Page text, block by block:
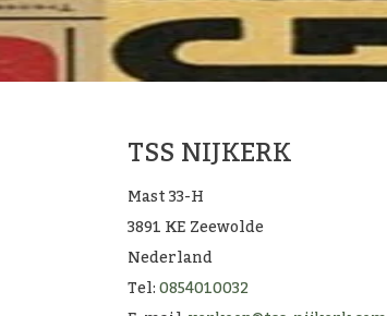
TSS NIJKERK
Mast 33-H
3891 KE Zeewolde
Nederland
Tel:0854010032